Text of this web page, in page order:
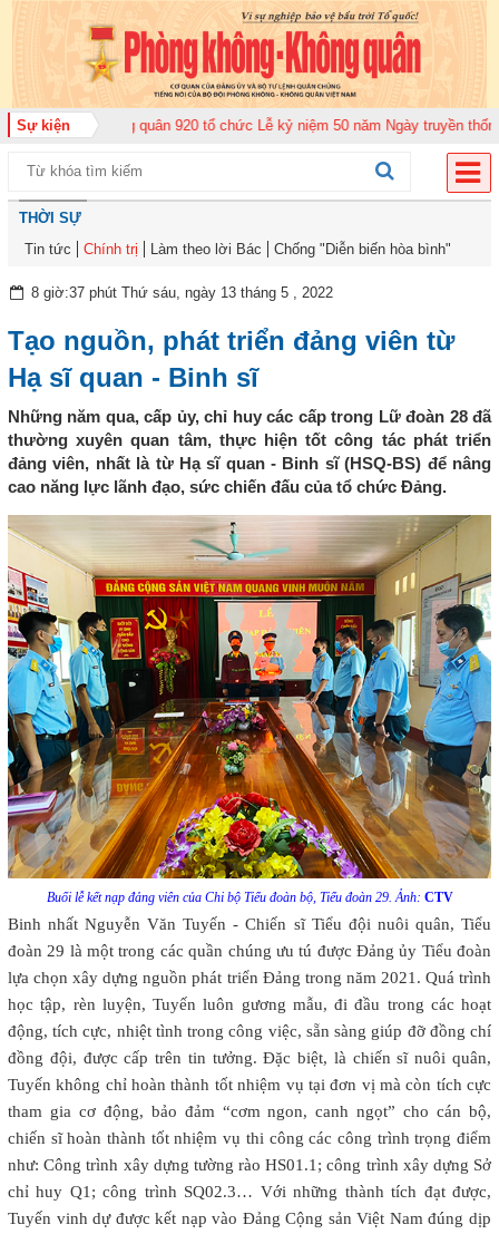
Sự kiện
đoàn Không quân 920 tổ chức Lễ kỷ niệm 50 năm Ngày truyền thống
THỜI SỰ
Tin tức
Chính trị Làm theo lời Bác Chống "Diễn biến hòa bình"
8 giờ:37 phút Thứ sáu, ngày 13 tháng 5 , 2022
Tạo nguồn, phát triển đảng viên từ
Hạ sĩ quan - Binh sĩ
Những năm qua, cấp ủy, chỉ huy các cấp trong Lữ đoàn 28 đã
thường xuyên quan tâm, thực hiện tốt công tác phát triển
đảng viên, nhất là từ Hạ sĩ quan - Binh sĩ (HSQ-BS) để nâng
cao năng lực lãnh đạo, sức chiến đấu của tổ chức Đảng.
Buổi lễ kết nạp đảng viên của Chi bộ Tiểu đoàn bộ, Tiểu đoàn 29. Ảnh: CTV
Binh nhất Nguyễn Văn Tuyến - Chiến sĩ Tiểu đội nuôi quân, Tiểu
đoàn 29 là một trong các quần chúng ưu tú được Đảng ủy Tiểu đoàn
lựa chọn xây dựng nguồn phát triển Đảng trong năm 2021. Quá trình
học tập, rèn luyện, Tuyến luôn gương mẫu, đi đầu trong các hoạt
động, tích cực, nhiệt tình trong công việc, sẵn sàng giúp đỡ đồng chí
đồng đội, được cấp trên tin tưởng. Đặc biệt, là chiến sĩ nuôi quân,
Tuyến không chỉ hoàn thành tốt nhiệm vụ tại đơn vị mà còn tích cực
tham gia cơ động, bảo đảm “cơm ngon, canh ngọt” cho cán bộ,
chiến sĩ hoàn thành tốt nhiệm vụ thi công các công trình trọng điểm
như: Công trình xây dựng tường rào HS01.1; công trình xây dựng Sở
chỉ huy Q1; công trình SQ02.3… Với những thành tích đạt được,
Tuyến vinh dự được kết nạp vào Đảng Cộng sản Việt Nam đúng dịp